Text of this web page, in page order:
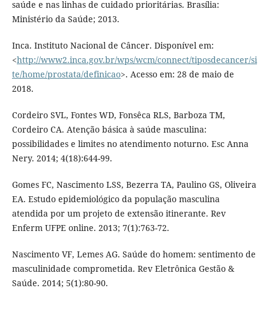
saúde e nas linhas de cuidado prioritárias. Brasília:
Ministério da Saúde; 2013.
Inca. Instituto Nacional de Câncer. Disponível em:
<http://www2.inca.gov.br/wps/wcm/connect/tiposdecancer/si
te/home/prostata/definicao>. Acesso em: 28 de maio de
2018.
Cordeiro SVL, Fontes WD, Fonsêca RLS, Barboza TM,
Cordeiro CA. Atenção básica à saúde masculina:
possibilidades e limites no atendimento noturno. Esc Anna
Nery. 2014; 4(18):644-99.
Gomes FC, Nascimento LSS, Bezerra TA, Paulino GS, Oliveira
EA. Estudo epidemiológico da população masculina
atendida por um projeto de extensão itinerante. Rev
Enferm UFPE online. 2013; 7(1):763-72.
Nascimento VF, Lemes AG. Saúde do homem: sentimento de
masculinidade comprometida. Rev Eletrônica Gestão &
Saúde. 2014; 5(1):80-90.